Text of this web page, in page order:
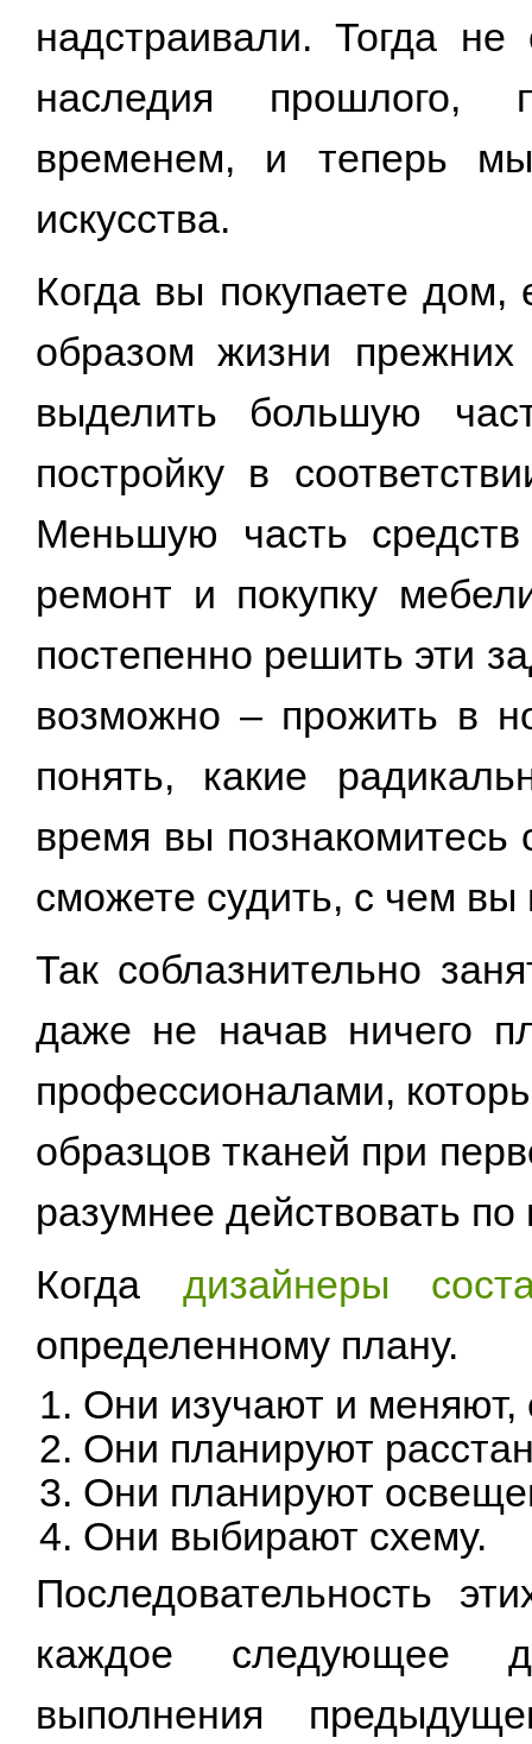
надстраивали. Тогда
наследия прошлого,
временем, и теперь
искусства.
Когда вы покупаете
образом жизни
выделить большую
постройку в
Меньшую часть средств
ремонт и покупку
постепенно решить эти
возможно – прожить в
понять, какие
время вы познакомитесь
сможете судить, с чем
Так соблазнительно
даже не начав ничего
профессионалами,
образцов тканей при
разумнее действовать по
Когда дизайнеры
определенному плану.
Они изучают и меняют,
Они планируют
Они планируют
Они выбирают схему.
Последовательность
каждое следующее
выполнения